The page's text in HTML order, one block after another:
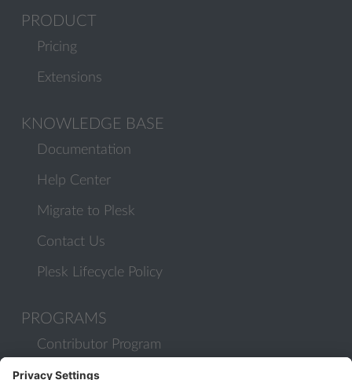
PRODUCT
Pricing
Extensions
KNOWLEDGE BASE
Documentation
Help Center
Migrate to Plesk
Contact Us
Plesk Lifecycle Policy
PROGRAMS
Contributor Program
Partner Program